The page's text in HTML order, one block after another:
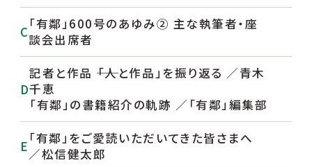
「有鄰」600号のあゆみ② 主な執筆者・座
談会出席者
記者と作品 ――「人と作品」を振り返る ／青木
千恵
「有鄰」の書籍紹介の軌跡 ／「有鄰」編集部
「有鄰」をご愛読いただいてきた皆さまへ
／松信健太郎